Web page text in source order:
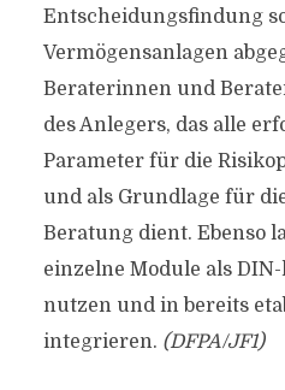
Entscheidungsfindung
Vermögensanlagen
Beraterinnen und
des Anlegers, das alle
Parameter für die
und als Grundlage für
Beratung dient. Ebenso
einzelne Module als
nutzen und in bereits
integrieren. (DFPA/JF1)